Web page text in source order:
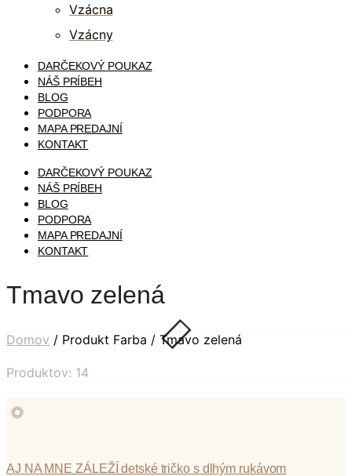
Vzácna
Vzácny
DARČEKOVÝ POUKAZ
NÁŠ PRÍBEH
BLOG
PODPORA
MAPA PREDAJNÍ
KONTAKT
DARČEKOVÝ POUKAZ
NÁŠ PRÍBEH
BLOG
PODPORA
MAPA PREDAJNÍ
KONTAKT
Tmavo zelená
Domov / Produkt Farba / Tmavo zelená
Produktov: 14
AJ NA MNE ZÁLEŽÍ detské tričko s dlhým rukávom